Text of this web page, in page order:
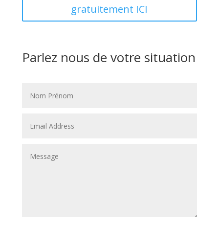
gratuitement ICI
Parlez nous de votre situation